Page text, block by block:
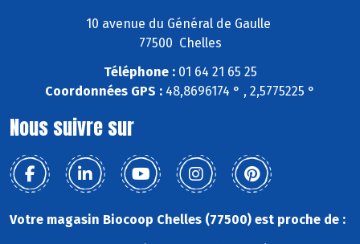
10 avenue du Général de Gaulle
77500 Chelles
Téléphone :01 64 21 65 25
Coordonnées GPS : 48,8696174 ° , 2,5775225 °
Nous suivre sur
Votre magasin Biocoop Chelles (77500) est proche de :